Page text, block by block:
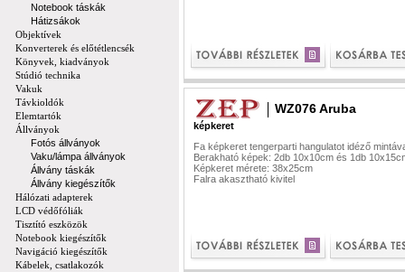
Notebook táskák
Hátizsákok
Objektívek
Konverterek és előtétlencsék
Könyvek, kiadványok
Stúdió technika
Vakuk
Távkioldók
Elemtartók
Állványok
Fotós állványok
Vaku/lámpa állványok
Állvány táskák
Állvány kiegészítők
Hálózati adapterek
LCD védőfóliák
Tisztító eszközök
Notebook kiegészítők
Navigáció kiegészítők
Kábelek, csatlakozók
WZ076 Aruba
képkeret
Fa képkeret tengerparti hangulatot idéző
Berakható képek: 2db 10x10cm és 1db
Képkeret mérete: 38x25cm
Falra akasztható kivitel